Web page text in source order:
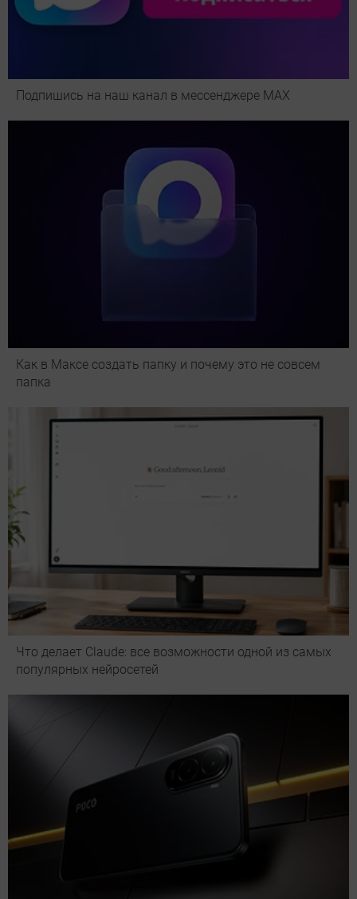
Подпишись на наш канал в мессенджере МАХ
Как в Максе создать папку и почему это не совсем
папка
Что делает Сlaude: все возможности одной из самых
популярных нейросетей